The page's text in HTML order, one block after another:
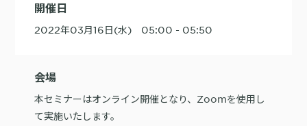
1st Party Dataを活用したコンバージョン補完で広告効果を改善
KARTE MessageにおけるLINE配信ユースケース9選
開催日
2022年03月16日(水) 05:00 - 05:50
会場
本セミナーはオンライン開催となり、Zoomを使用し
て実施いたします。